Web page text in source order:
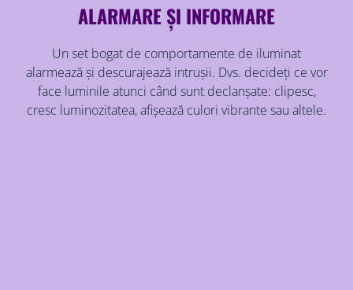
ALARMARE ȘI INFORMARE
Un set bogat de comportamente de iluminat
alarmează și descurajează intrușii. Dvs. decideți ce vor
face luminile atunci când sunt declanșate: clipesc,
cresc luminozitatea, afișează culori vibrante sau altele.